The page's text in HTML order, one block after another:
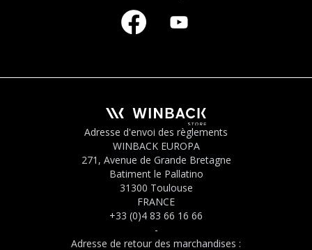
Adresse d'envoi des règlements
WINBACK EUROPA
271, Avenue de Grande Bretagne
Batiment le Pallatino
31300 Toulouse
FRANCE
+33 (0)4 83 66 16 66
-
Adresse de retour des marchandises :